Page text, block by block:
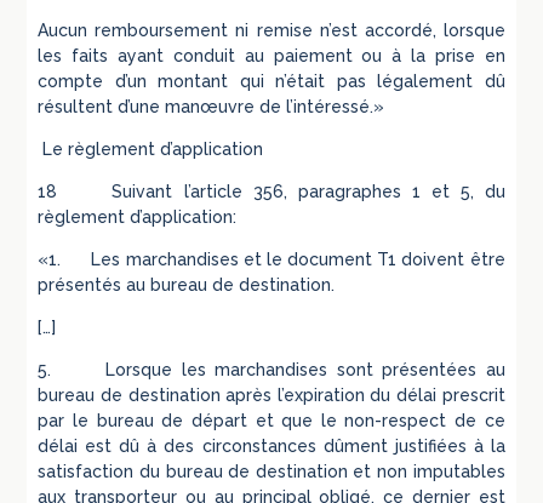
Aucun remboursement ni remise n’est accordé, lorsque
les faits ayant conduit au paiement ou à la prise en
compte d’un montant qui n’était pas légalement dû
résultent d’une manœuvre de l’intéressé.»
Le règlement d’application
18 Suivant l’article 356, paragraphes 1 et 5, du
règlement d’application:
«1. Les marchandises et le document T1 doivent être
présentés au bureau de destination.
[…]
5. Lorsque les marchandises sont présentées au
bureau de destination après l’expiration du délai prescrit
par le bureau de départ et que le non-respect de ce
délai est dû à des circonstances dûment justifiées à la
satisfaction du bureau de destination et non imputables
aux transporteur ou au principal obligé, ce dernier est